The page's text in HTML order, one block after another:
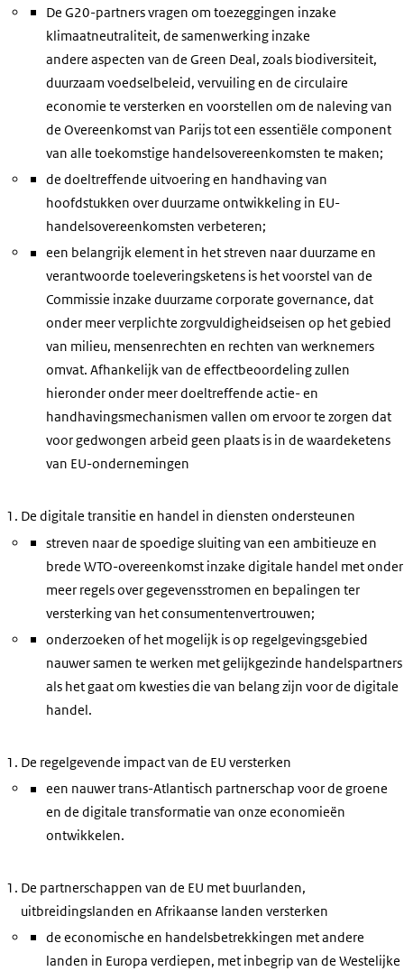
De G20-partners vragen om toezeggingen inzake
klimaatneutraliteit, de samenwerking inzake
andere aspecten van de Green Deal, zoals biodiversiteit,
duurzaam voedselbeleid, vervuiling en de circulaire
economie te versterken en voorstellen om de naleving van
de Overeenkomst van Parijs tot een essentiële component
van alle toekomstige handelsovereenkomsten te maken;
de doeltreffende uitvoering en handhaving van
hoofdstukken over duurzame ontwikkeling in EU-
handelsovereenkomsten verbeteren;
een belangrijk element in het streven naar duurzame en
verantwoorde toeleveringsketens is het voorstel van de
Commissie inzake duurzame corporate governance, dat
onder meer verplichte zorgvuldigheidseisen op het gebied
van milieu, mensenrechten en rechten van werknemers
omvat. Afhankelijk van de effectbeoordeling zullen
hieronder onder meer doeltreffende actie- en
handhavingsmechanismen vallen om ervoor te zorgen dat
voor gedwongen arbeid geen plaats is in de waardeketens
van EU-ondernemingen
De digitale transitie en handel in diensten ondersteunen
streven naar de spoedige sluiting van een ambitieuze en
brede WTO-overeenkomst inzake digitale handel met onder
meer regels over gegevensstromen en bepalingen ter
versterking van het consumentenvertrouwen;
onderzoeken of het mogelijk is op regelgevingsgebied
nauwer samen te werken met gelijkgezinde handelspartners
als het gaat om kwesties die van belang zijn voor de digitale
handel.
De regelgevende impact van de EU versterken
een nauwer trans-Atlantisch partnerschap voor de groene
en de digitale transformatie van onze economieën
ontwikkelen.
De partnerschappen van de EU met buurlanden,
uitbreidingslanden en Afrikaanse landen versterken
de economische en handelsbetrekkingen met andere
landen in Europa verdiepen, met inbegrip van de Westelijke